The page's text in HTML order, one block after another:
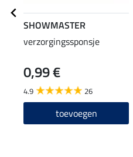
SHOWMASTER
verzorgingssponsje
0,99 €
4.9 26
toevoegen